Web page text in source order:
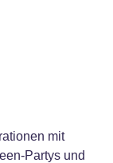
mit
Partys und